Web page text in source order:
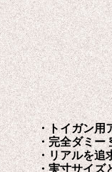
・トイガン用
・完全ダミー
・リアルを追
・実寸サイズ